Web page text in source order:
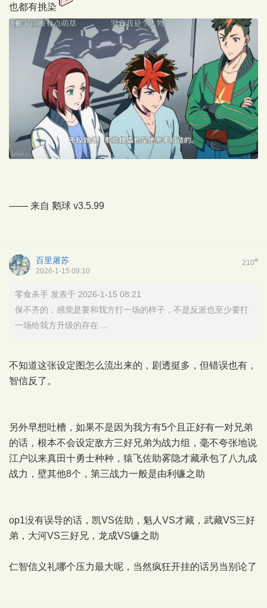
也都有挑染
—— 来自 鹅球 v3.5.99
210#
百里屠苏
2026-1-15 09:10
零食杀手 发表于 2026-1-15 08:21
保不齐的，感觉是要和我方打一场的样子，不是反派也至少要打
一场给我方升级的存在 ...
不知道这张设定图怎么流出来的，剧透挺多，但错误也有，
智信反了。
另外早想吐槽，如果不是因为我方有5个且正好有一对兄弟
的话，根本不会设定敌方三好兄弟为战力组，毫不夸张地说
江户以来真田十勇士种种，猿飞佐助雾隐才藏承包了八九成
战力，壁其他8个，第三战力一般是由利镰之助
op1没有误导的话，凯VS佐助，魁人VS才藏，武藏VS三好
弟，大河VS三好兄，龙成VS镰之助
仁智信义礼哪个压力最大呢，当然疯狂开挂的话另当别论了